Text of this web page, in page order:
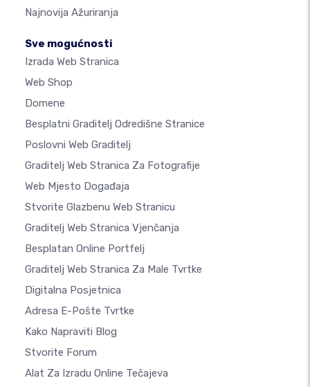
Najnovija Ažuriranja
Sve mogućnosti
Izrada Web Stranica
Web Shop
Domene
Besplatni Graditelj Odredišne Stranice
Poslovni Web Graditelj
Graditelj Web Stranica Za Fotografije
Web Mjesto Događaja
Stvorite Glazbenu Web Stranicu
Graditelj Web Stranica Vjenčanja
Besplatan Online Portfelj
Graditelj Web Stranica Za Male Tvrtke
Digitalna Posjetnica
Adresa E-Pošte Tvrtke
Kako Napraviti Blog
Stvorite Forum
Alat Za Izradu Online Tečajeva